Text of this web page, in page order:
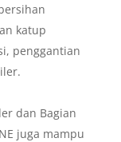
katup
penggantian
dan Bagian
juga mampu